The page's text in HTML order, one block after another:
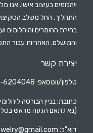
ויהלומים בעיצוב אישי. אנו
התהליך, החל משלב
בחירת החומרים והיהלומים
והמושלם. האחריות עבור
יצירת קשר
טלפון/ווטסאפ: 052-6204048
כתובת: בניין הבורסה
(נא לתאם הגעה מראש
דוא"ל: